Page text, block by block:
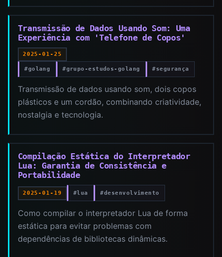
Transmissão de Dados Usando Som: Uma
Experiência com 'Telefone de Copos'
2025-01-25
#golang #grupo-estudos-golang #segurança
Transmissão de dados usando som, dois copos
plásticos e um cordão, combinando criatividade,
nostalgia e tecnologia.
Compilação Estática do Interpretador
Lua: Garantia de Consistência e
Portabilidade
2025-01-19 #lua #desenvolvimento
Como compilar o interpretador Lua de forma
estática para evitar problemas com
dependências de bibliotecas dinâmicas.